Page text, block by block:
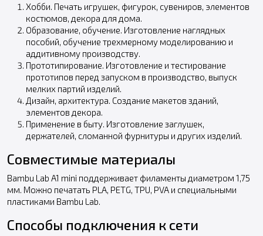
Хобби. Печать игрушек, фигурок, сувениров, элементов
костюмов, декора для дома.
Образование, обучение. Изготовление наглядных
пособий, обучение трехмерному моделированию и
аддитивному производству.
Прототипирование. Изготовление и тестирование
прототипов перед запуском в производство, выпуск
мелких партий изделий.
Дизайн, архитектура. Создание макетов зданий,
элементов декора.
Применение в быту. Изготовление заглушек,
держателей, сломанной фурнитуры и других изделий.
Совместимые материалы
Bambu Lab A1 mini поддерживает филаменты диаметром 1,75
мм. Можно печатать PLA, PETG, TPU, PVA и специальными
пластиками Bambu Lab.
Способы подключения к сети